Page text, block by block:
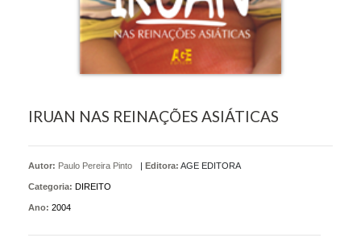
IRUAN NAS REINAÇÕES ASIÁTICAS
Autor: Paulo Pereira Pinto | Editora: AGE EDITORA
Categoria: DIREITO
Ano: 2004